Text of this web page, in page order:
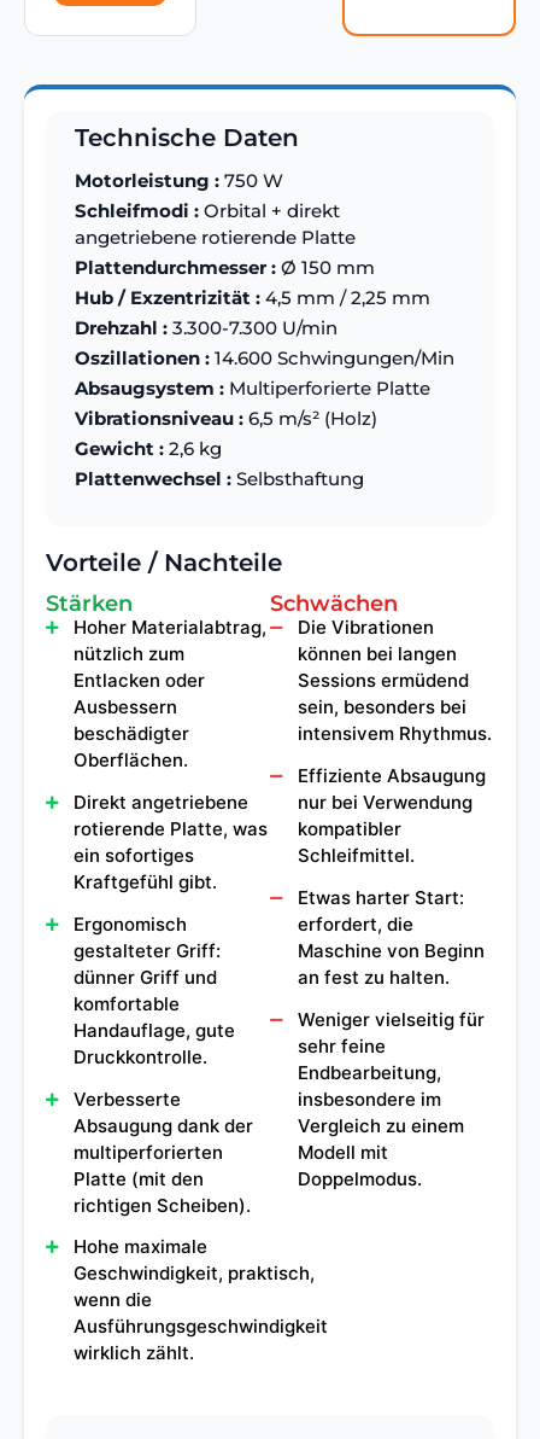
Technische Daten
Motorleistung : 750 W
Schleifmodi : Orbital + direkt
angetriebene rotierende Platte
Plattendurchmesser : Ø 150 mm
Hub / Exzentrizität : 4,5 mm / 2,25 mm
Drehzahl : 3.300-7.300 U/min
Oszillationen : 14.600 Schwingungen/Min
Absaugsystem : Multiperforierte Platte
Vibrationsniveau : 6,5 m/s² (Holz)
Gewicht : 2,6 kg
Plattenwechsel : Selbsthaftung
Vorteile / Nachteile
Stärken
Hoher Materialabtrag,
nützlich zum
Entlacken oder
Ausbessern
beschädigter
Oberflächen.
Direkt angetriebene
rotierende Platte, was
ein sofortiges
Kraftgefühl gibt.
Ergonomisch
gestalteter Griff:
dünner Griff und
komfortable
Handauflage, gute
Druckkontrolle.
Verbesserte
Absaugung dank der
multiperforierten
Platte (mit den
richtigen Scheiben).
Hohe maximale
Geschwindigkeit, praktisch,
wenn die
Ausführungsgeschwindigkeit
wirklich zählt.
Schwächen
Die Vibrationen
können bei langen
Sessions ermüdend
sein, besonders bei
intensivem Rhythmus.
Effiziente Absaugung
nur bei Verwendung
kompatibler
Schleifmittel.
Etwas harter Start:
erfordert, die
Maschine von Beginn
an fest zu halten.
Weniger vielseitig für
sehr feine
Endbearbeitung,
insbesondere im
Vergleich zu einem
Modell mit
Doppelmodus.